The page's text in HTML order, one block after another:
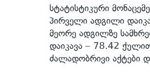
სტატისტიკური
პირველი ადგილი
მეორე ადგილზე
დაიკავა – 78.42
ძალადობრივი აქტები